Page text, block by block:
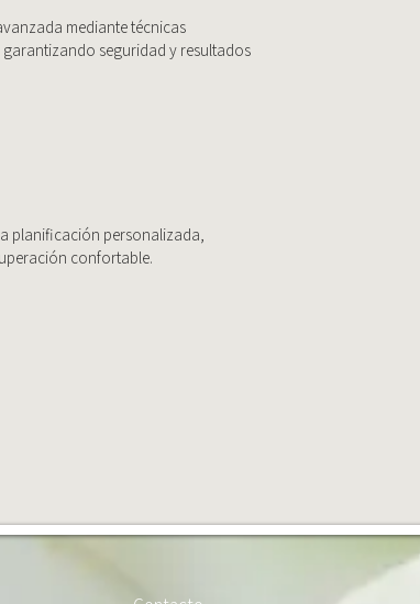
mediante técnicas
seguridad y resultados
planificación personalizada,
confortable.